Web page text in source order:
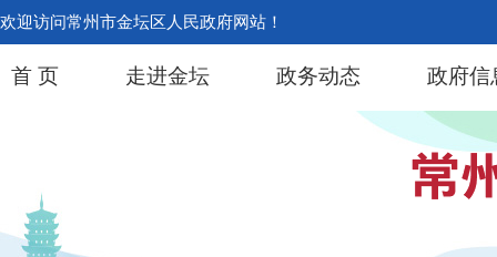
欢迎访问常州市金坛区人民政府网站！
首 页 走进金坛 政务动态 政府信